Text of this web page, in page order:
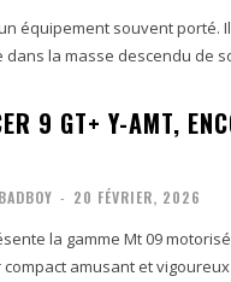
équipement souvent porté.
la masse descendu de
9 GT+ Y-AMT,
- 20 FÉVRIER, 2026
la gamme Mt 09
amusant et